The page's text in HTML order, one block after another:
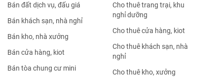
Bán đất dịch vụ, đấu giá
Bán khách sạn, nhà nghỉ
Bán kho, nhà xưởng
Bán cửa hàng, kiot
Bán tòa chung cư mini
Cho thuê trang trại, khu
nghỉ dưỡng
Cho thuê cửa hàng, kiot
Cho thuê khách sạn, nhà
nghỉ
Cho thuê kho, xưởng